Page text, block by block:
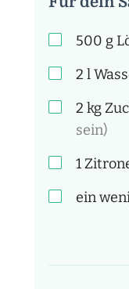
500 g
2 l
2 kg
sein)
1
ein